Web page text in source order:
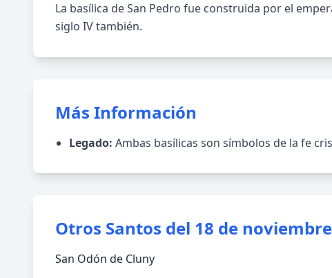
La basílica de San Pedro fue construida por el
siglo IV también.
Más Información
Legado: Ambas basílicas son símbolos de la fe
Otros Santos del 18 de noviembre
San Odón de Cluny